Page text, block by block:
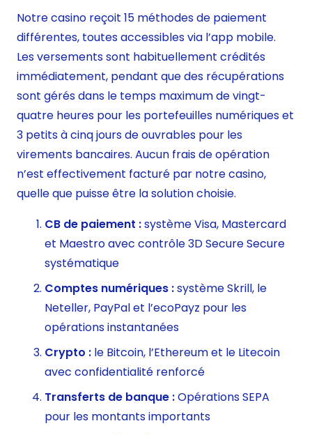
Notre casino reçoit 15 méthodes de paiement
différentes, toutes accessibles via l’app mobile.
Les versements sont habituellement crédités
immédiatement, pendant que des récupérations
sont gérés dans le temps maximum de vingt-
quatre heures pour les portefeuilles numériques et
3 petits à cinq jours de ouvrables pour les
virements bancaires. Aucun frais de opération
n’est effectivement facturé par notre casino,
quelle que puisse être la solution choisie.
CB de paiement :système Visa, Mastercard
et Maestro avec contrôle 3D Secure Secure
systématique
Comptes numériques :système Skrill, le
Neteller, PayPal et l’ecoPayz pour les
opérations instantanées
Crypto : le Bitcoin, l’Ethereum et le Litecoin
avec confidentialité renforcé
Transferts de banque :Opérations SEPA
pour les montants importants